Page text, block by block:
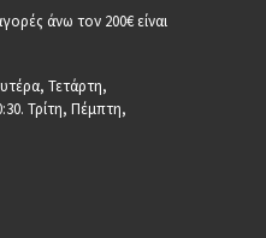
άνω τον 200€ είναι
Τετάρτη,
Τρίτη, Πέμπτη,